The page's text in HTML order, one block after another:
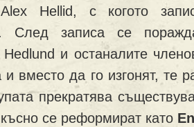
Hellid, с когото
След записа се
и останалите
вместо да го изгонят, те
прекратява
се реформират като